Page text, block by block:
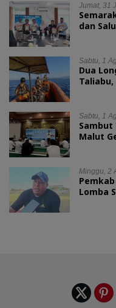
Jumat, 31
dan
Sabtu, 1
Dua
Taliabu,
Sabtu, 1
Sambut
Malut
Minggu, 2
Lomba